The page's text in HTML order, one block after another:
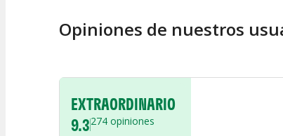
Opiniones de nuestros
EXTRAORDINARIO
9.3274 opiniones